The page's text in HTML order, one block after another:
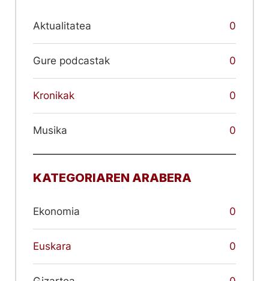
Aktualitatea 0
Gure podcastak 0
Kronikak 0
Musika 0
KATEGORIAREN ARABERA
Ekonomia 0
Euskara 0